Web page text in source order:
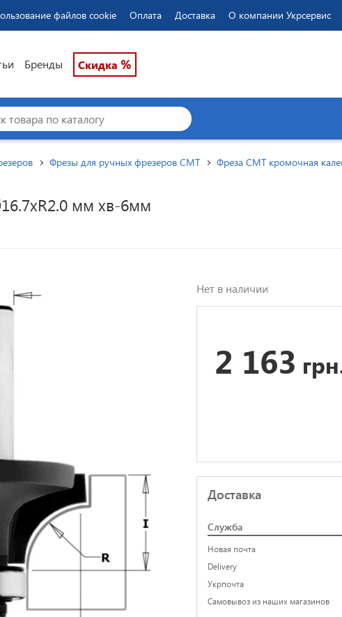
файлов cookie Оплата Доставка О компании Укрсервис
Бренды Скидка %
Фрезы для ручных фрезеров CMT Фреза CMT кромочная
мм хв-6мм
Нет в наличии
2 163
Доставка
Служба
Новая почта
Delivery
Укрпочта
Самовывоз из наших магазинов